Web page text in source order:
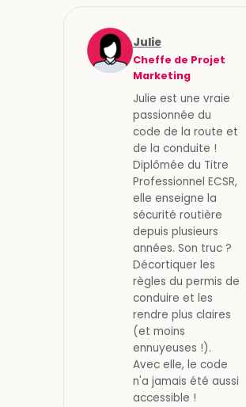
Julie
Cheffe de Projet
Marketing
Julie est une vraie
passionnée du
code de la route et
de la conduite !
Diplômée du Titre
Professionnel ECSR,
elle enseigne la
sécurité routière
depuis plusieurs
années. Son truc ?
Décortiquer les
règles du permis de
conduire et les
rendre plus claires
(et moins
ennuyeuses !).
Avec elle, le code
n'a jamais été aussi
accessible !